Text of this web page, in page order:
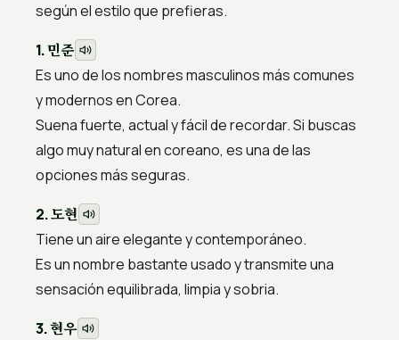
según el estilo que prefieras.
1.민준
Es uno de los nombres masculinos más comunes
y modernos en Corea.
Suena fuerte, actual y fácil de recordar. Si buscas
algo muy natural en coreano, es una de las
opciones más seguras.
2.도현
Tiene un aire elegante y contemporáneo.
Es un nombre bastante usado y transmite una
sensación equilibrada, limpia y sobria.
3.현우